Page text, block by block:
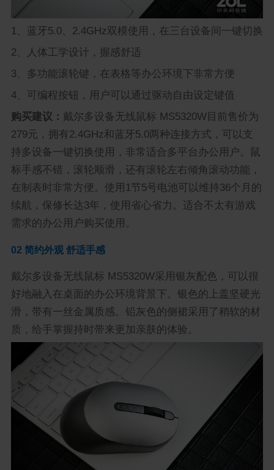
1、蓝牙5.0、2.4GHz双模使用，在三台设备间一键切换
2、人体工学设计，握感舒适
3、多功能滚轮键，在表格等办公环境下非常方便
4、可编程按钮，用户可以通过驱动自由设定键值
购买建议： 戴尔多设备无线鼠标 MS5320W目前售价为
279元，拥有2.4GHz和蓝牙5.0两种连接方式，可以支
持多设备一键切换使用，非常适合多平台办公用户。鼠
标手感不错，滚轮顺滑，还有滚轮左右倾角滚动功能，
在制表时非常方便。使用1节5号电池可以维持36个月的
续航，保修长达3年，使用省心省力。适合不太有游戏
需求的办公用户购买使用。
02 简约外观 舒适手感
戴尔多设备无线鼠标 MS5320W采用银灰配色，可以很
好地融入在桌面的办公环境背景下。银色的上盖坚硬光
滑，带有一丝金属质感。铅灰色的侧裙采用了稍软的材
质，给手掌握持时带来更加亲肤的体验。